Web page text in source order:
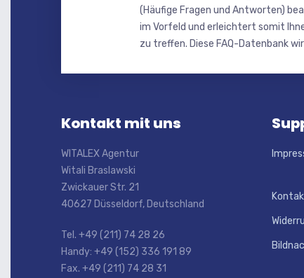
(Häufige Fragen und Antworten)
im Vorfeld und erleichtert somit
zu treffen. Diese FAQ-Datenbank
Kontakt mit uns
WITALEX Agentur
Witali Braslawski
Zwickauer Str. 21
40627 Düsseldorf, Deutschland
Tel. +49 (211) 74 28 26
Handy: +49 (152) 336 191 89
Fax. +49 (211) 74 28 31